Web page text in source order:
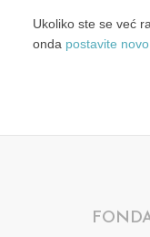
Ukoliko ste se već
onda postavite